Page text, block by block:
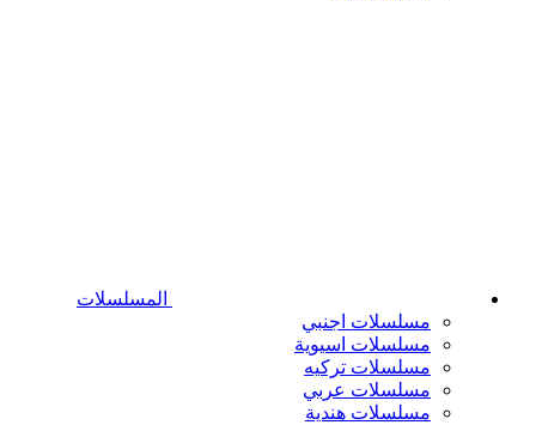
المسلسلات
مسلسلات اجنبي
مسلسلات اسيوية
مسلسلات تركيه
مسلسلات عربي
مسلسلات هندية